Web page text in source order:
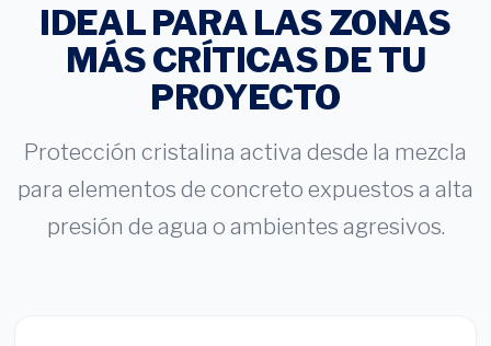
IDEAL PARA LAS ZONAS
MÁS CRÍTICAS DE TU
PROYECTO
Protección cristalina activa desde la mezcla
para elementos de concreto expuestos a alta
presión de agua o ambientes agresivos.